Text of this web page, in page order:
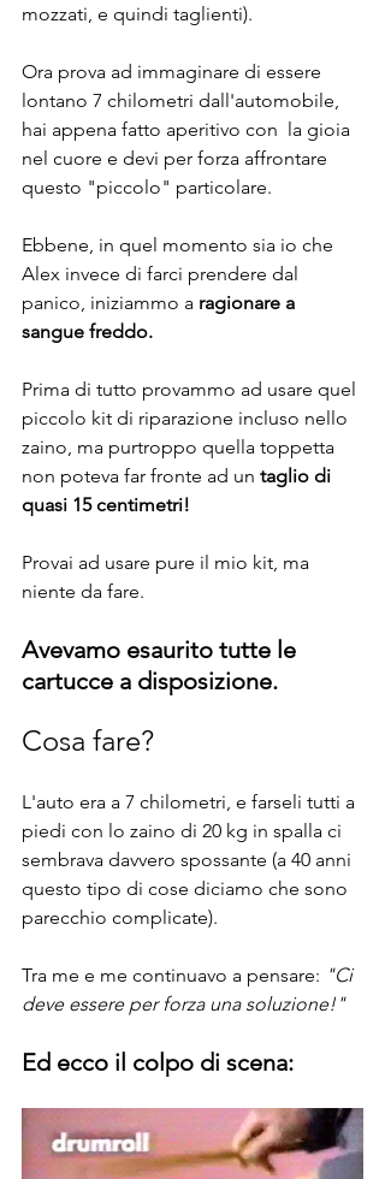
mozzati, e quindi taglienti).
Ora prova ad immaginare di essere
lontano 7 chilometri dall'automobile,
hai appena fatto aperitivo con  la gioia
nel cuore e devi per forza affrontare
questo "piccolo" particolare.
Ebbene, in quel momento sia io che
Alex invece di farci prendere dal
panico, iniziammo a ragionare a
sangue freddo.
Prima di tutto provammo ad usare quel
piccolo kit di riparazione incluso nello
zaino, ma purtroppo quella toppetta
non poteva far fronte ad un taglio di
quasi 15 centimetri!
Provai ad usare pure il mio kit, ma
niente da fare.
Avevamo esaurito tutte le
cartucce a disposizione.
Cosa fare?
L'auto era a 7 chilometri, e farseli tutti a
piedi con lo zaino di 20 kg in spalla ci
sembrava davvero spossante (a 40 anni
questo tipo di cose diciamo che sono
parecchio complicate).
Tra me e me continuavo a pensare: "Ci
deve essere per forza una soluzione!"
Ed ecco il colpo di scena: